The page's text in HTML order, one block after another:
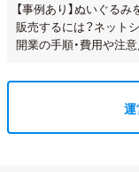
【事例あり】ぬいぐるみ
販売するには？ネット
開業の手順・費用や注
運